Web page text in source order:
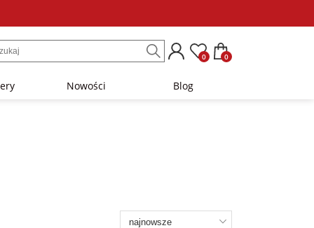
0 0
Nowości Blog